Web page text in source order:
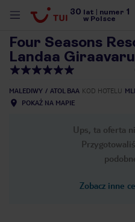
30 lat numer 1
w Polsce
Four Seasons
Landaa Giraavaru
MALEDIWY ATOL BAA KOD HOTELU
POKAŻ NA MAPIE
Ups, ta oferta
Zobacz inne